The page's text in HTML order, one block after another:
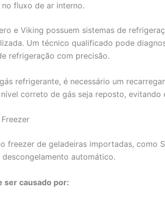
no fluxo de ar interno.
e Viking possuem sistemas de
Um técnico qualificado pode
refrigeração com precisão.
refrigerante, é necessário um
correto de gás seja reposto, evitando
freezer de geladeiras importadas, como
automático.
ser causado por: